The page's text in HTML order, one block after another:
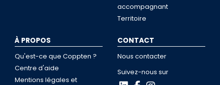
accompagnant
Territoire
À PROPOS
Qu'est-ce que Coppten ?
Centre d'aide
Mentions légales et
CONTACT
Nous contacter
Suivez-nous sur